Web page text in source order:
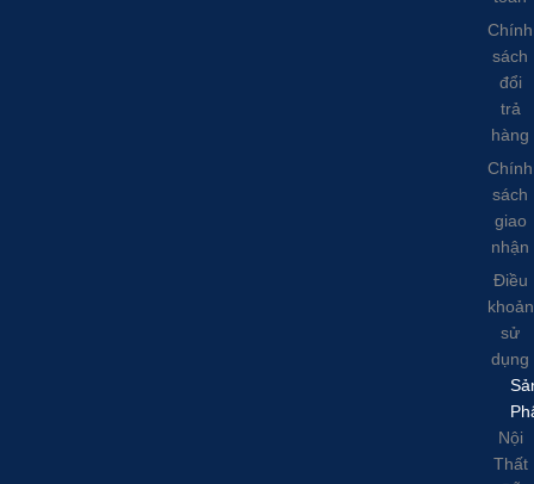
Chính
sách
đổi
trả
hàng
Chính
sách
giao
nhận
Điều
khoản
sử
dụng
Nội
Thất